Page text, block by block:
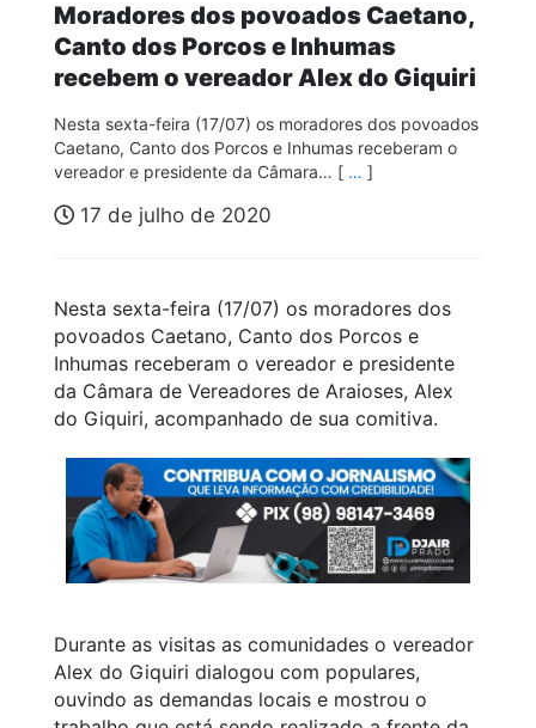
Moradores dos povoados Caetano,
Canto dos Porcos e Inhumas
recebem o vereador Alex do Giquiri
Nesta sexta-feira (17/07) os moradores dos povoados
Caetano, Canto dos Porcos e Inhumas receberam o
vereador e presidente da Câmara… [ … ]
17 de julho de 2020
Nesta sexta-feira (17/07) os moradores dos
povoados Caetano, Canto dos Porcos e
Inhumas receberam o vereador e presidente
da Câmara de Vereadores de Araioses, Alex
do Giquiri, acompanhado de sua comitiva.
Durante as visitas as comunidades o vereador
Alex do Giquiri dialogou com populares,
ouvindo as demandas locais e mostrou o